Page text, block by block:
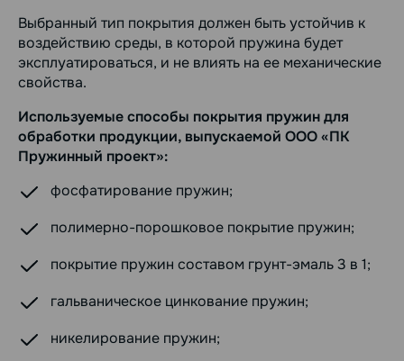
Выбранный тип покрытия должен быть устойчив к
воздействию среды, в которой пружина будет
эксплуатироваться, и не влиять на ее механические
свойства.
Используемые способы покрытия пружин для
обработки продукции, выпускаемой ООО «ПК
Пружинный проект»:
фосфатирование пружин;
полимерно-порошковое покрытие пружин;
покрытие пружин составом грунт-эмаль 3 в 1;
гальваническое цинкование пружин;
никелирование пружин;